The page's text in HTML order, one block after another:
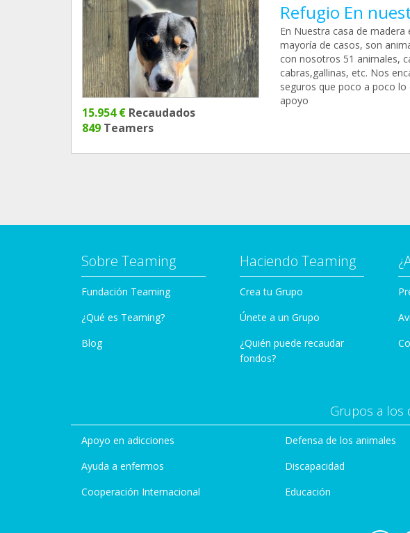
15.954 € Recaudados
849 Teamers
Refugio En
En Nuestra casa de
mayoría de casos, son
con nosotros 51 animales,
cabras,gallinas, etc. Nos
seguros que poco a poco
apoyo
Sobre Teaming
Fundación Teaming
¿Qué es Teaming?
Blog
Haciendo Teaming
Crea tu Grupo
Únete a un Grupo
¿Quién puede recaudar
fondos?
Grupos a los
Apoyo en adicciones
Ayuda a enfermos
Cooperación Internacional
Defensa de los animales
Discapacidad
Educación